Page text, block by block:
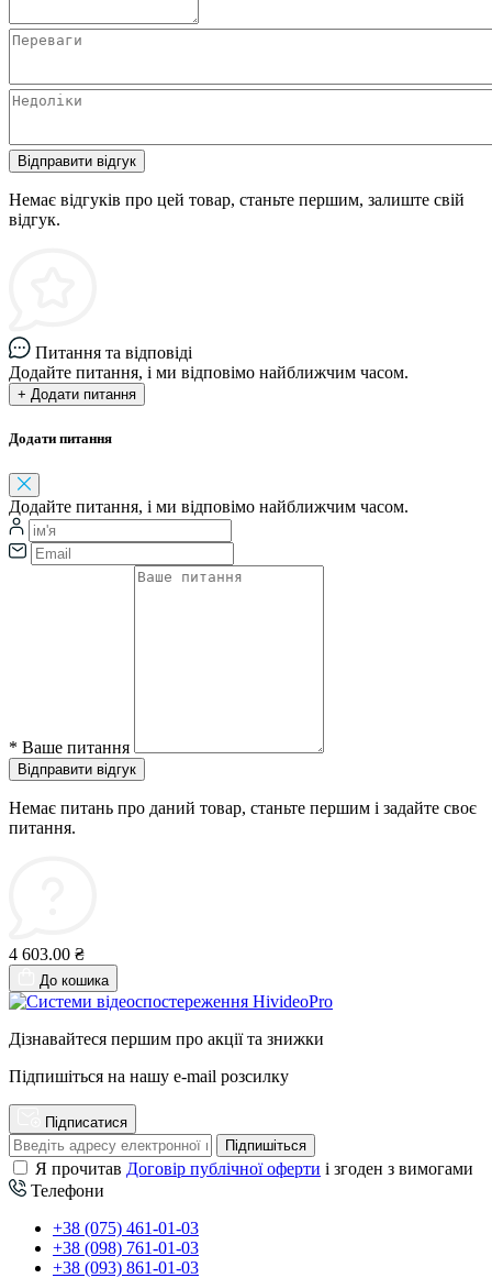
Відправити відгук
Немає відгуків про цей товар, станьте першим, залиште свій
відгук.
Питання та відповіді
Додайте питання, і ми відповімо найближчим часом.
+ Додати питання
Додати питання
Додайте питання, і ми відповімо найближчим часом.
* Ваше питання
Відправити відгук
Немає питань про даний товар, станьте першим і задайте своє
питання.
4 603.00 ₴
До кошика
Дізнавайтеся першим про акції та знижки
Підпишіться на нашу e-mail розсилку
Підписатися
Підпишіться
Я прочитав Договір публічної оферти і згоден з вимогами
Телефони
+38 (075) 461-01-03
+38 (098) 761-01-03
+38 (093) 861-01-03